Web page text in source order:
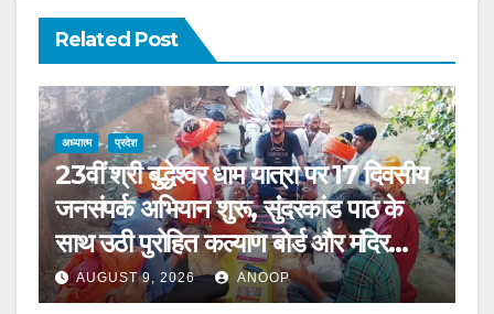
Related Post
अध्यात्म प्रदेश
23वीं श्री बुद्धेश्वर धाम यात्रा पर 17 दिवसीय
जनसंपर्क अभियान शुरू, सुंदरकांड पाठ के
साथ उठी पुरोहित कल्याण बोर्ड और मंदिर
सुरक्षा की माँग
AUGUST 9, 2026 ANOOP